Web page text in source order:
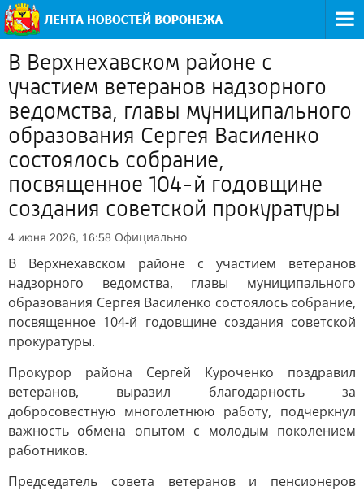
В Верхнехавском районе с
участием ветеранов надзорного
ведомства, главы муниципального
образования Сергея Василенко
состоялось собрание,
посвященное 104-й годовщине
создания советской прокуратуры
4 июня 2026, 16:58 Официально
В Верхнехавском районе с участием ветеранов
надзорного ведомства, главы муниципального
образования Сергея Василенко состоялось собрание,
посвященное 104-й годовщине создания советской
прокуратуры.
Прокурор района Сергей Куроченко поздравил
ветеранов, выразил благодарность за
добросовестную многолетнюю работу, подчеркнул
важность обмена опытом с молодым поколением
работников.
Председатель совета ветеранов и пенсионеров